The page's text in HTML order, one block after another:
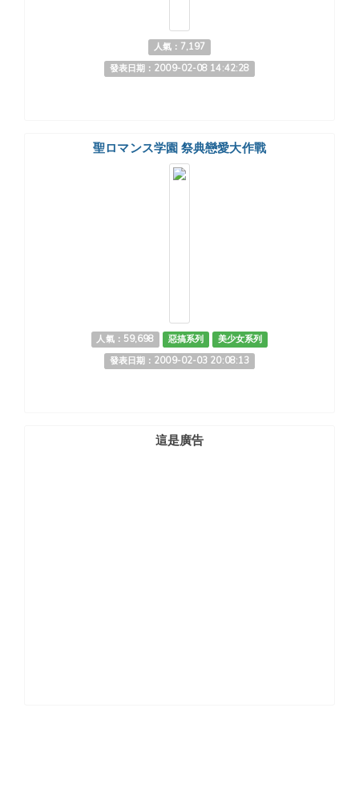
人氣：7,197
發表日期：2009-02-08 14:42:28
聖ロマンス学園 祭典戀愛大作戰
人氣：59,698 惡搞系列
美少女系列
發表日期：2009-02-03 20:08:13
這是廣告